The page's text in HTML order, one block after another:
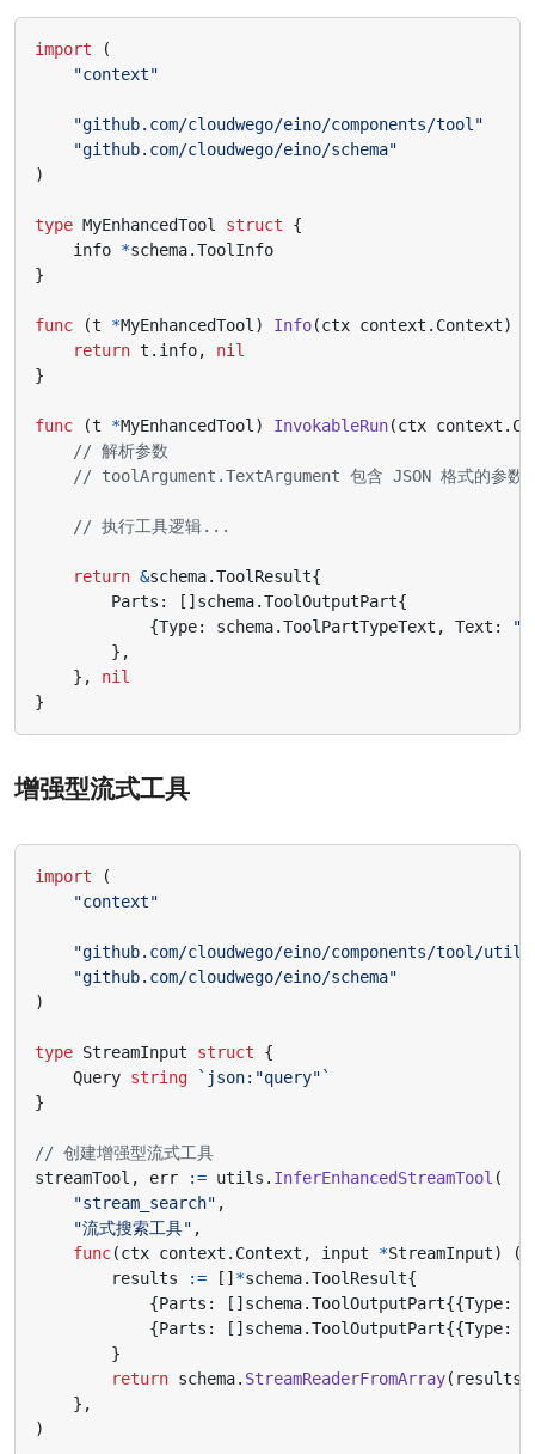
import
(
"context"
"github.com/cloudwego/eino/components/tool"
"github.com/cloudwego/eino/schema"
)
type MyEnhancedTool struct
{
info *schema.ToolInfo
}
func (t *MyEnhancedTool ) Info(ctx context . Context)
return t . info,
nil
}
func (t *MyEnhancedTool ) InvokableRun(ctx context .
// 解析参数
// toolArgument.TextArgument 包含 JSON 格式的参数
// 执行工具逻辑...
return &schema.ToolResult{
Parts : [] schema.ToolOutputPart{
{Type: schema.ToolPartTypeText , Text :
"
},
},
nil
}
增强型流式工具
import
(
"context"
"github.com/cloudwego/eino/components/tool/
"github.com/cloudwego/eino/schema"
)
type StreamInput struct
{
Query string
`json:"query"`
}
// 创建增强型流式工具
streamTool , err := utils . InferEnhancedStreamTool (
"stream_search" ,
"流式搜索工具" ,
func(ctx context . Context , input *StreamInput) (
results
:= [] *schema.ToolResult{
{Parts : [] schema.ToolOutputPart{{Type:
{Parts : [] schema.ToolOutputPart{{Type:
}
return schema. StreamReaderFromArray( results
},
)